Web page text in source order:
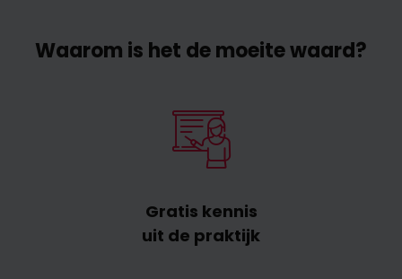
Waarom is het de moeite waard?
Gratis kennis
uit de praktijk